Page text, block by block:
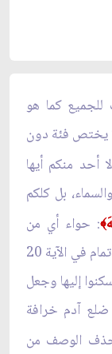
كما هو
يختص فئة دون
أحد منكم أيها
بل كلكم
﴾: حواء أي من
جنسها هو أنسان وهي أيضًا إنسان لا حيوان تمام في الآية 20
إليها وجعل
آدم خرافة
الوصف من